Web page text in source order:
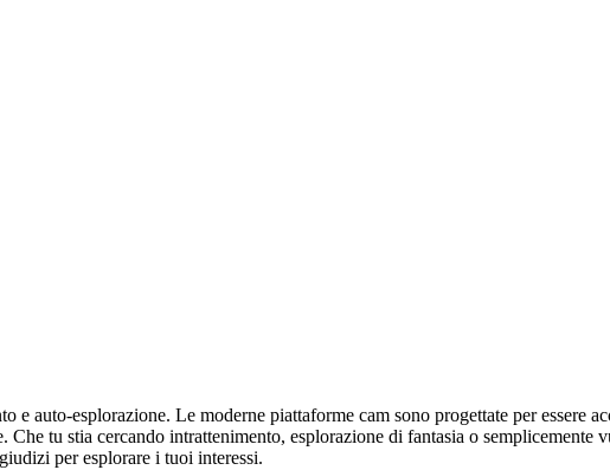
auto-esplorazione. Le moderne piattaforme cam sono progettate per essere
tu stia cercando intrattenimento, esplorazione di fantasia o semplicemente
per esplorare i tuoi interessi.